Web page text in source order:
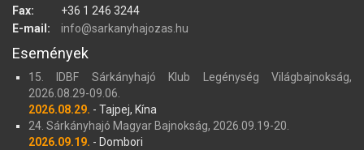
Fax:
+36 1 246 3244
E-mail:
info@sarkanyhajozas.hu
Események
15. IDBF Sárkányhajó Klub Legénység Világbajnokság,
2026.08.29-09.06.
2026.08.29. - Tajpej, Kína
24. Sárkányhajó Magyar Bajnokság, 2026.09.19-20.
2026.09.19. - Dombori